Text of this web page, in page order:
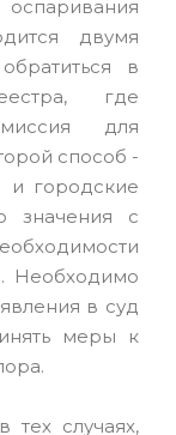
оспаривания
двумя
в
где
для
способ -
и городские
значения с
Необходимо
в суд
меры к
случаях,